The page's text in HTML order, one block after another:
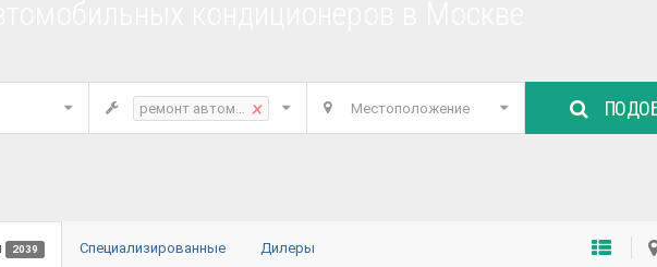
ремонт автомобильных кондиционеров
× Местоположение
2039 Специализированные Дилеры